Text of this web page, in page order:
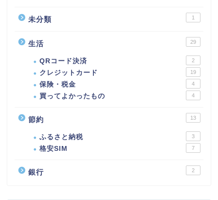
未分類 1
生活 29
QRコード決済 2
クレジットカード 19
保険・税金 4
買ってよかったもの 4
節約 13
ふるさと納税 3
格安SIM 7
銀行 2